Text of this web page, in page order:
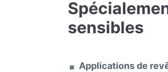
sensibles
Applications de